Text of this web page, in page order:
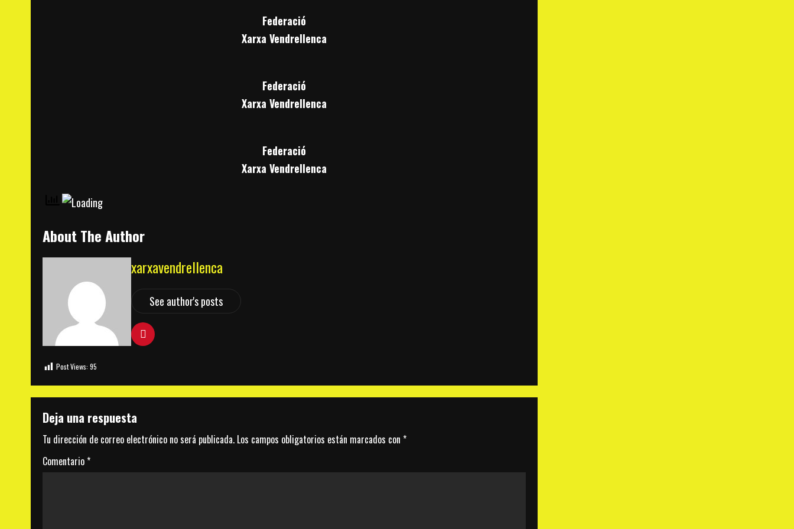
Federació
Xarxa Vendrellenca
Federació
Xarxa Vendrellenca
Federació
Xarxa Vendrellenca
About The Author
xarxavendrellenca
See author's posts
Post Views: 95
Deja una respuesta
Tu dirección de correo electrónico no será publicada. Los campos obligatorios están marcados con *
Comentario*